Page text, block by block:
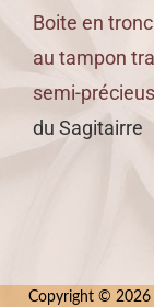
Boite en
au tampon
semi-
du Sagitairre
Copyright © 2026